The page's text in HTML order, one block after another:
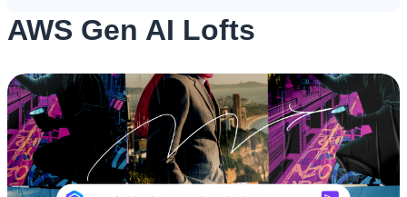
AWS Gen AI Lofts